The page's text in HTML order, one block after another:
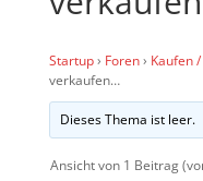
Startup› Foren› Kaufen
verkaufen…
Dieses Thema ist leer.
Ansicht von 1 Beitrag